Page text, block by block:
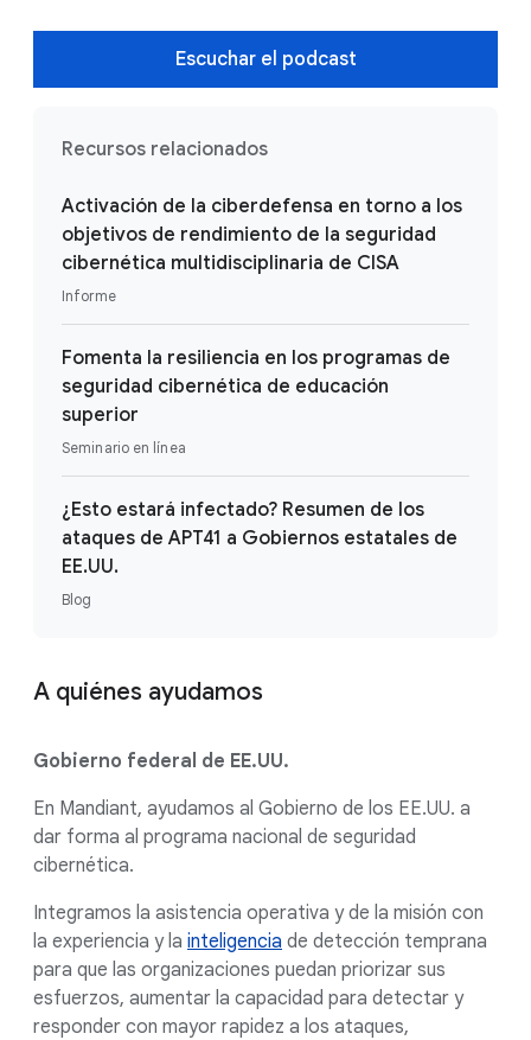
Escuchar el podcast
Recursos relacionados
Activación de la ciberdefensa en torno a los
objetivos de rendimiento de la seguridad
cibernética multidisciplinaria de CISA
Informe
Fomenta la resiliencia en los programas de
seguridad cibernética de educación
superior
Seminario en línea
¿Esto estará infectado? Resumen de los
ataques de APT41 a Gobiernos estatales de
EE.UU.
Blog
A quiénes ayudamos
Gobierno federal de EE.UU.
En Mandiant, ayudamos al Gobierno de los EE.UU. a
dar forma al programa nacional de seguridad
cibernética.
Integramos la asistencia operativa y de la misión con
la experiencia y la inteligencia de detección temprana
para que las organizaciones puedan priorizar sus
esfuerzos, aumentar la capacidad para detectar y
responder con mayor rapidez a los ataques,